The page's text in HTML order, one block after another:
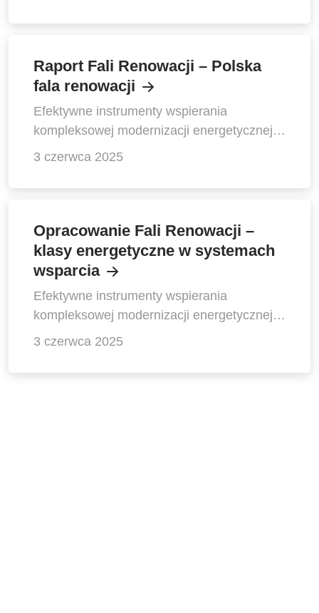
Raport Fali Renowacji – Polska
fala renowacji
Efektywne instrumenty wspierania
kompleksowej modernizacji energetycznej
budynków w Polsce
3 czerwca 2025
Opracowanie Fali Renowacji –
klasy energetyczne w systemach
wsparcia
Efektywne instrumenty wspierania
kompleksowej modernizacji energetycznej
budynków w Polsce
3 czerwca 2025